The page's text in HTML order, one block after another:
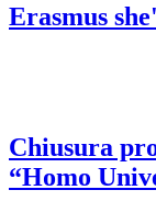
Erasmus
Chiusura
“Homo